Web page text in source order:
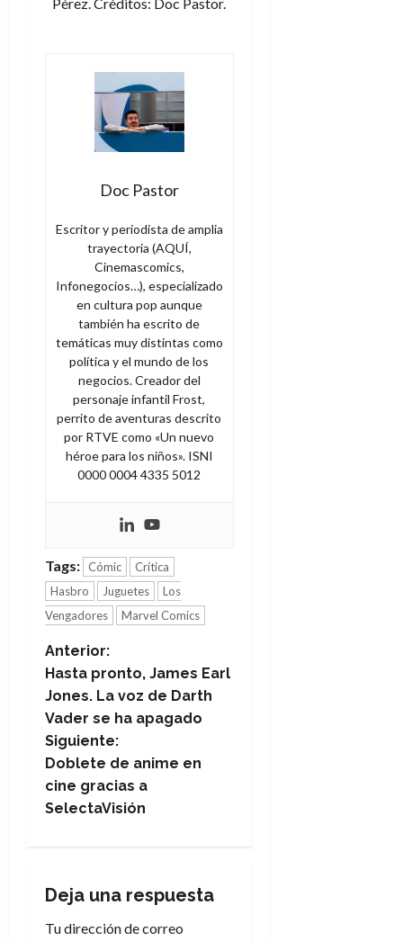
Doc Pastor
Escritor y periodista de amplia
trayectoria (AQUÍ,
Cinemascomics,
Infonegocios…), especializado
en cultura pop aunque
también ha escrito de
temáticas muy distintas como
política y el mundo de los
negocios. Creador del
personaje infantil Frost,
perrito de aventuras descrito
por RTVE como «Un nuevo
héroe para los niños». ISNI
0000 0004 4335 5012
Tags: Cómic
Crítica
Hasbro
Juguetes
Los
Vengadores
Marvel Comics
N
a
v
e
g
c
i
Anterior:
Hasta pronto, James Earl
Jones. La voz de Darth
Vader se ha apagado
Siguiente:
Doblete de anime en
cine gracias a
SelectaVisión
Deja una respuesta
Tu dirección de correo